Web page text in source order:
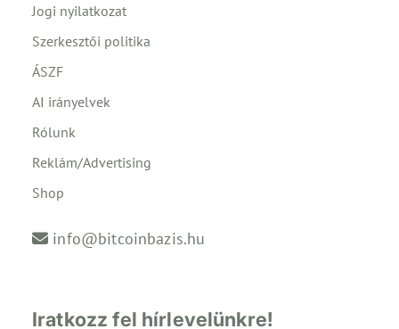
Jogi nyilatkozat
Szerkesztői politika
ÁSZF
AI irányelvek
Rólunk
Reklám/Advertising
Shop
info@bitcoinbazis.hu
Iratkozz fel hírlevelünkre!